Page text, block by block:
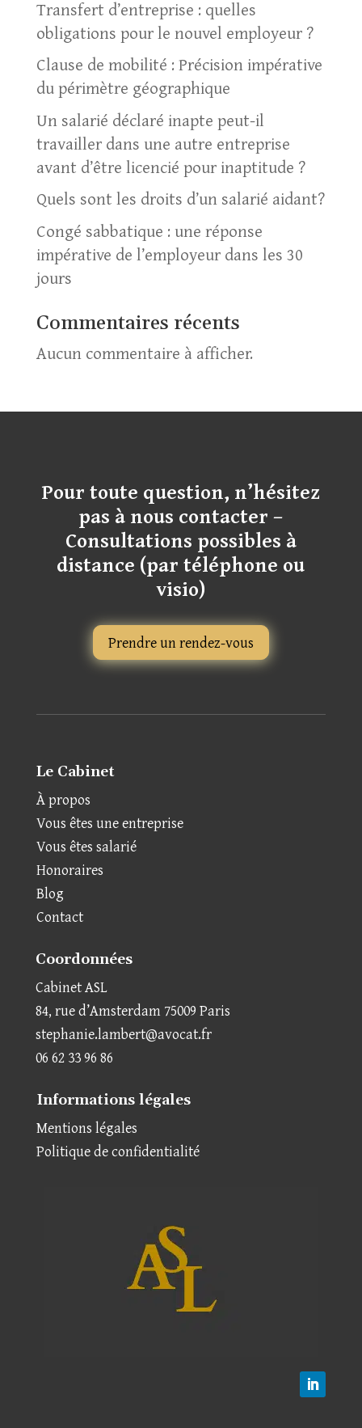
Transfert d’entreprise : quelles
obligations pour le nouvel employeur ?
Clause de mobilité : Précision impérative
du périmètre géographique
Un salarié déclaré inapte peut-il
travailler dans une autre entreprise
avant d’être licencié pour inaptitude ?
Quels sont les droits d’un salarié aidant?
Congé sabbatique : une réponse
impérative de l’employeur dans les 30
jours
Commentaires récents
Aucun commentaire à afficher.
Pour toute question, n’hésitez
pas à nous contacter –
Consultations possibles à
distance (par téléphone ou
visio)
Prendre un rendez-vous
Le Cabinet
À propos
Vous êtes une entreprise
Vous êtes salarié
Honoraires
Blog
Contact
Coordonnées
Cabinet ASL
84, rue d’Amsterdam 75009 Paris
stephanie.lambert@avocat.fr
06 62 33 96 86
Informations légales
Mentions légales
Politique de confidentialité